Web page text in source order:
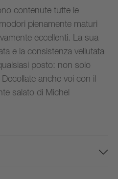
contenute tutte le
pienamente maturi
eccellenti. La sua
e la consistenza vellutata
posto: non solo
anche voi con il
salato di Michel